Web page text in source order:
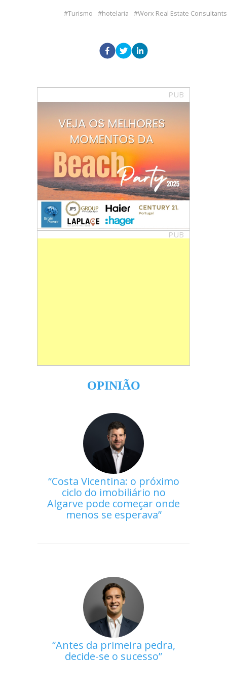
Turismo hotelaria Worx Real Estate Consultants
PUB
PUB
OPINIÃO
Costa Vicentina: o próximo
ciclo do imobiliário no
Algarve pode começar onde
menos se esperava
Antes da primeira pedra,
decide-se o sucesso